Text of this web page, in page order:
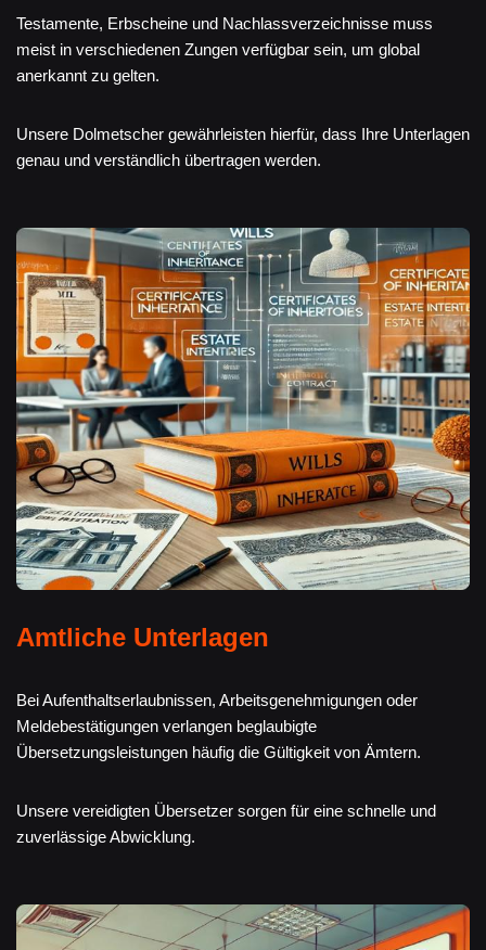
Testamente, Erbscheine und Nachlassverzeichnisse muss
meist in verschiedenen Zungen verfügbar sein, um global
anerkannt zu gelten.
Unsere Dolmetscher gewährleisten hierfür, dass Ihre Unterlagen
genau und verständlich übertragen werden.
Amtliche Unterlagen
Bei Aufenthaltserlaubnissen, Arbeitsgenehmigungen oder
Meldebestätigungen verlangen beglaubigte
Übersetzungsleistungen häufig die Gültigkeit von Ämtern.
Unsere vereidigten Übersetzer sorgen für eine schnelle und
zuverlässige Abwicklung.